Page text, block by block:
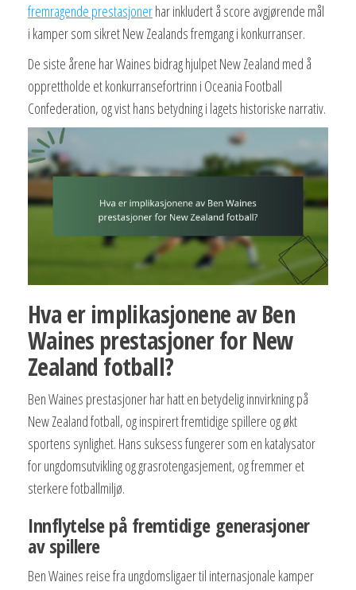
fremragende prestasjonerhar inkludert å score avgjørende mål
i kamper som sikret New Zealands fremgang i konkurranser.
De siste årene har Waines bidrag hjulpet New Zealand med å
opprettholde et konkurransefortrinn i Oceania Football
Confederation, og vist hans betydning i lagets historiske narrativ.
Hva er implikasjonene av Ben
Waines prestasjoner for New
Zealand fotball?
Ben Waines prestasjoner har hatt en betydelig innvirkning på
New Zealand fotball, og inspirert fremtidige spillere og økt
sportens synlighet. Hans suksess fungerer som en katalysator
for ungdomsutvikling og grasrotengasjement, og fremmer et
sterkere fotballmiljø.
Innflytelse på fremtidige generasjoner
av spillere
Ben Waines reise fra ungdomsligaer til internasjonale kamper